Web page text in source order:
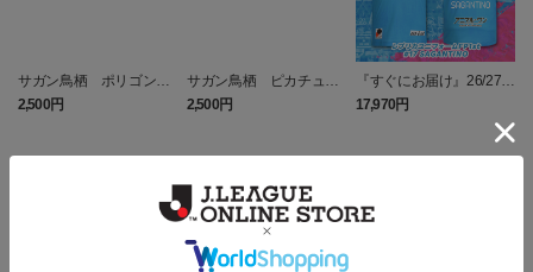
サガン鳥栖 ポリゴンZ
タオルマフラー
2,500円
サガン鳥栖 ピカチュウ
タオルマフラー
2,500円
『すぐにお届け』26/27レ
プリカユニフォームFP1st
No.17 SAGANTINO
17,970円
ユニフォームはこちらをチェック♪